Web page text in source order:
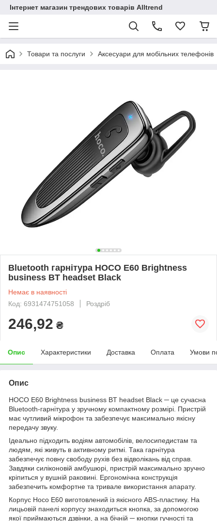
Інтернет магазин трендових товарів Alltrend
Товари та послуги Аксесуари для мобільних телефонів
Bluetooth гарнітура HOCO E60 Brightness
business BT headset Black
Немає в наявності
Код: 6931474751058
Роздріб
246,92 ₴
Опис Характеристики Доставка Оплата Умови
Опис
HOCO E60 Brightness business BT headset Black ─ це сучасна
Bluetooth-гарнітура у зручному компактному розмірі. Пристрій
має чутливий мікрофон та забезпечує максимально якісну
передачу звуку.
Ідеально підходить водіям автомобілів, велосипедистам та
людям, які живуть в активному ритмі. Така гарнітура
забезпечує повну свободу рухів без відволікань від справ.
Завдяки силіконовій амбушюрі, пристрій максимально зручно
кріпиться у вушній раковині. Ергономічна конструкція
забезпечить комфортне та тривале використання апарату.
Корпус Hoco E60 виготовлений із якісного ABS-пластику. На
лицьовій панелі корпусу знаходиться кнопка, за допомогою
якої приймаються дзвінки, а на бічній ─ кнопки гучності та